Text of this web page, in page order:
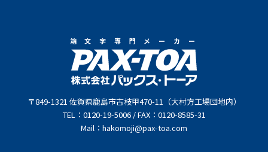
箱文字専門メーカー
〒849-1321 佐賀県鹿島市古枝甲470-11（大村方工場団地内）
TEL：0120-19-5006 / FAX：0120-8585-31
Mail：hakomoji@pax-toa.com